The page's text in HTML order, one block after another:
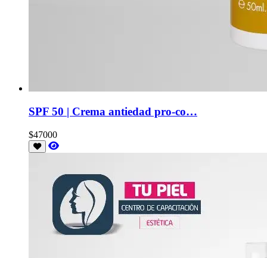
SPF 50 | Crema antiedad pro-co…
$47000